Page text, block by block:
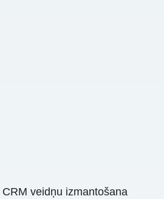
veidņu izmantošana